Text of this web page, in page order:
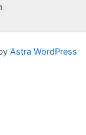
Astra WordPress